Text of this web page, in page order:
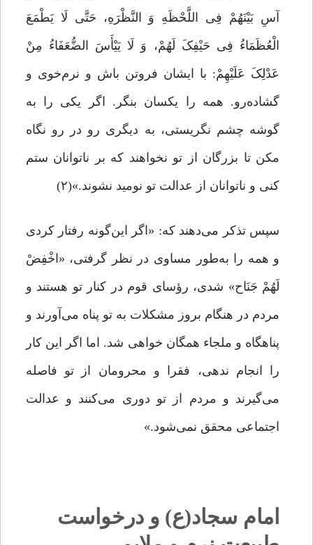
آسِ بَیْنَهُمْ فِی اللَّحْظَهِ وَ النَّظْرَهِ، حَتَّى لَا یَطْمَعَ
الْعُظَمَاءُ فِی حَیْفِکَ لَهُمْ، وَ لَا یَیْأَسَ الضُّعَفَاءُ مِنْ
عَدْلِکَ عَلَیْهِمْ: با ایشان فروتن باش و نرم‌خوى و
گشاده‌رو. همه را یکسان بنگر. اگر یکى را به
گوشه چشم نگریستى، به دیگرى رو در رو نگاه
مکن تا بزرگان از تو نخواهند که بر ناتوانان ستم
کنى و ناتوانان از عدالت تو نومید نشوند.»(۲)
سپس تذکر می‌دهند که: «اگر این‌گونه رفتار کردی
و همه را به‌طور مساوی در نظر گرفتی، «اخْفِضْ
لَهُمْ جَنَاح» شدی، رؤسای قوم در کنار تو هستند و
مردم در هنگام بروز مشکلات به تو پناه می‌آورند و
پناهگاه و ملجاء همگان خواهی شد. اما اگر این کار
را انجام ندهی، فقرا و محرومان از تو فاصله
می‌گیرند و مردم از تو دوری می‌کنند و عدالت
اجتماعی محقق نمی‌شود.»
امام سجاد(ع) و درخواست